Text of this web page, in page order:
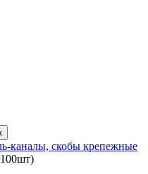
каналы, скобы крепежные